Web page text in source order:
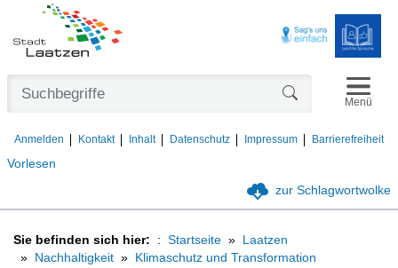
Vorlesen
Anmelden Kontakt Inhalt Datenschutz Impressum Barrierefreiheit
Menü
zur Schlagwortwolke
Sie befinden sich hier: Startseite
Laatzen
Nachhaltigkeit
Klimaschutz und Transformation